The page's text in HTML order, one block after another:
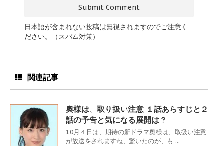
日本語が含まれない投稿は無視されますのでご注意く
ださい。（スパム対策）
関連記事
奥様は、取り扱い注意 １話あらすじと２
話の予告と気になる展開は？
10月４日は、期待の新ドラマ奥様は、取扱い注意
が放送をされますね、驚いたのが、も ...